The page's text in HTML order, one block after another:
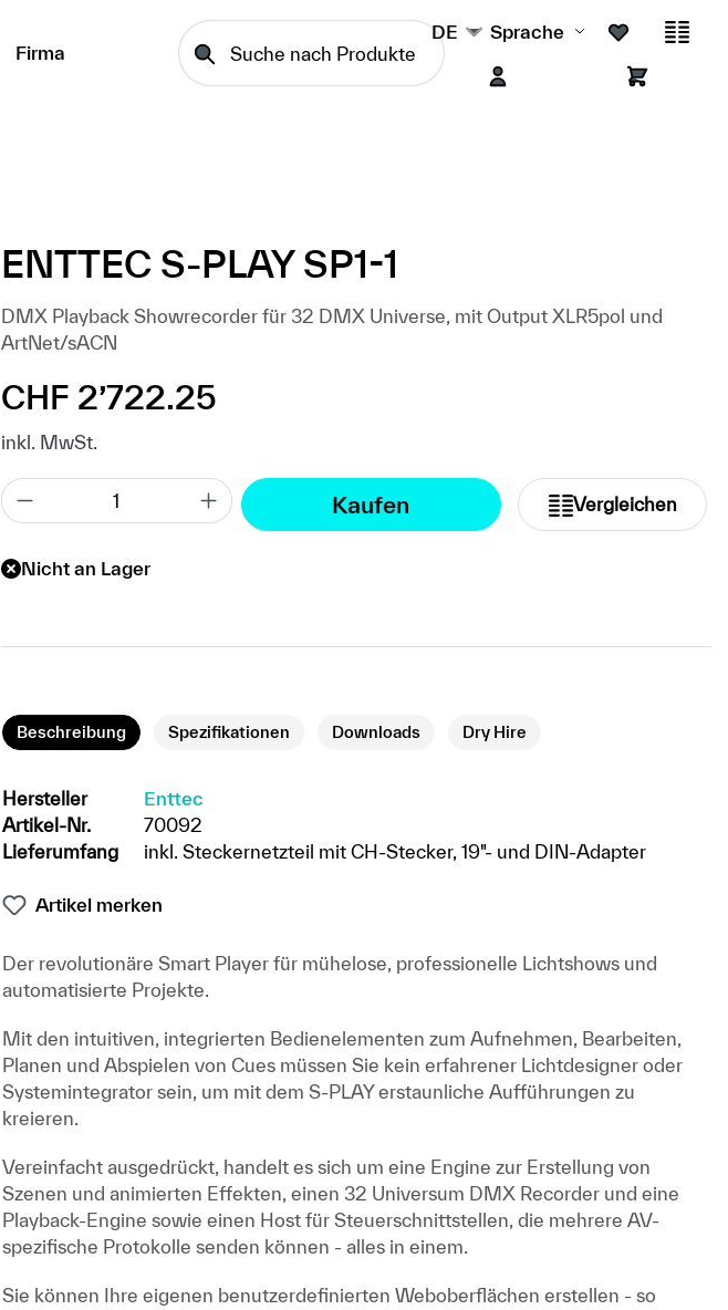
Firma
DE Sprache
ENTTEC S-PLAY SP1-1
DMX Playback Showrecorder für 32 DMX Universe, mit Output XLR5pol und
ArtNet/sACN
Regulärer Preis:
CHF 2’722.25
inkl. MwSt.
Kaufen Vergleichen
Nicht an Lager
Beschreibung Spezifikationen Downloads Dry Hire
Hersteller
Enttec
Artikel-Nr.
70092
Lieferumfang
inkl. Steckernetzteil mit CH-Stecker, 19"- und DIN-Adapter
Artikel merken
Der revolutionäre Smart Player für mühelose, professionelle Lichtshows und
automatisierte Projekte.
Mit den intuitiven, integrierten Bedienelementen zum Aufnehmen, Bearbeiten,
Planen und Abspielen von Cues müssen Sie kein erfahrener Lichtdesigner oder
Systemintegrator sein, um mit dem S-PLAY erstaunliche Aufführungen zu
kreieren.
Vereinfacht ausgedrückt, handelt es sich um eine Engine zur Erstellung von
Szenen und animierten Effekten, einen 32 Universum DMX Recorder und eine
Playback-Engine sowie einen Host für Steuerschnittstellen, die mehrere AV-
spezifische Protokolle senden können - alles in einem.
Sie können Ihre eigenen benutzerdefinierten Weboberflächen erstellen - so